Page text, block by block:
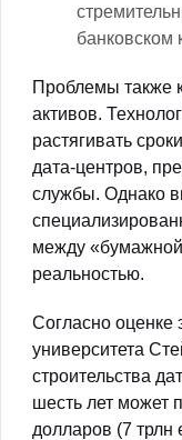
банковском
Проблемы также
активов.
растягивать
дата-центров,
службы. Однако
между
реальностью.
Согласно оценке
университета
строительства
шесть лет может
долларов (7 трлн